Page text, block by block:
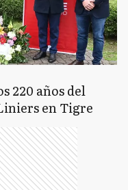
220 años del
en Tigre